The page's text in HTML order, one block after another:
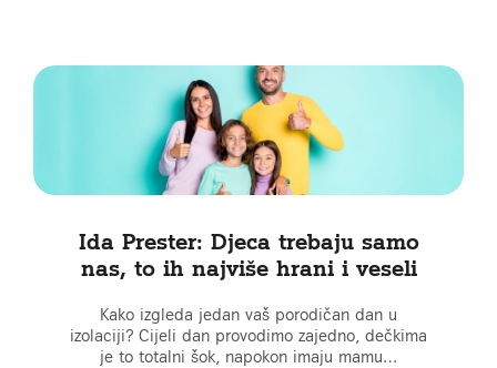
Ida Prester: Djeca trebaju samo
nas, to ih najviše hrani i veseli
Kako izgleda jedan vaš porodičan dan u
izolaciji? Cijeli dan provodimo zajedno, dečkima
je to totalni šok, napokon imaju mamu…